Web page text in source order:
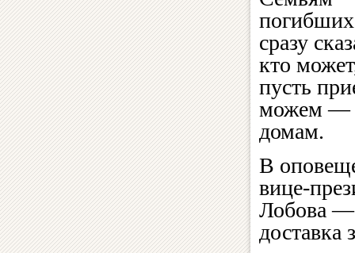
сразу
кто
пусть
можем —
домам.
В
вице-
Лобова —